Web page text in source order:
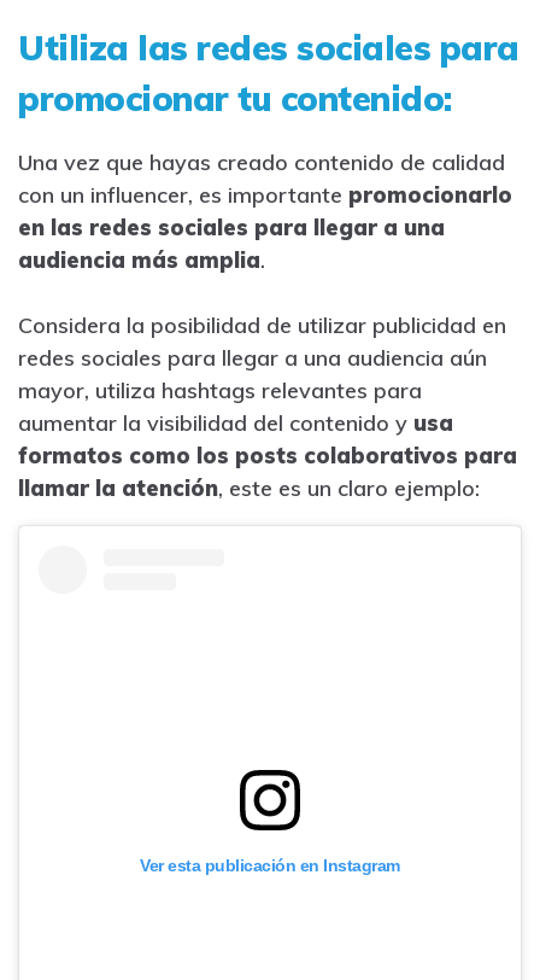
Utiliza las redes sociales para
promocionar tu contenido:
Una vez que hayas creado contenido de calidad
con un influencer, es importante promocionarlo
en las redes sociales para llegar a una
audiencia más amplia.
Considera la posibilidad de utilizar publicidad en
redes sociales para llegar a una audiencia aún
mayor, utiliza hashtags relevantes para
aumentar la visibilidad del contenido y usa
formatos como los posts colaborativos para
llamar la atención, este es un claro ejemplo:
Ver esta publicación en Instagram